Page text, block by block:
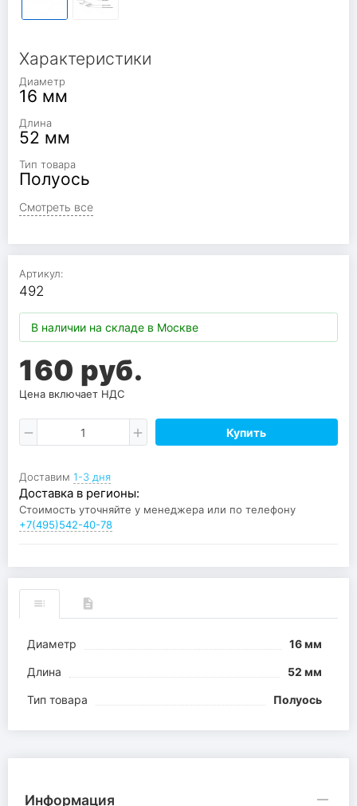
Характеристики
Диаметр
16 мм
Длина
52 мм
Тип товара
Полуось
Смотреть все
Артикул:
492
В наличии на складе в Москве
160 руб.
Цена включает НДС
Купить
Доставим 1-3 дня
Доставка в регионы:
Стоимость уточняйте у менеджера или по телефону
+7(495)542-40-78
Диаметр 16 мм
Длина 52 мм
Тип товара Полуось
Информация